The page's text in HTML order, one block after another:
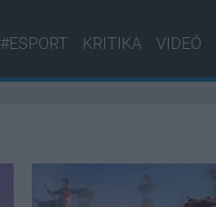
#ESPORT KRITIKA VIDEÓ